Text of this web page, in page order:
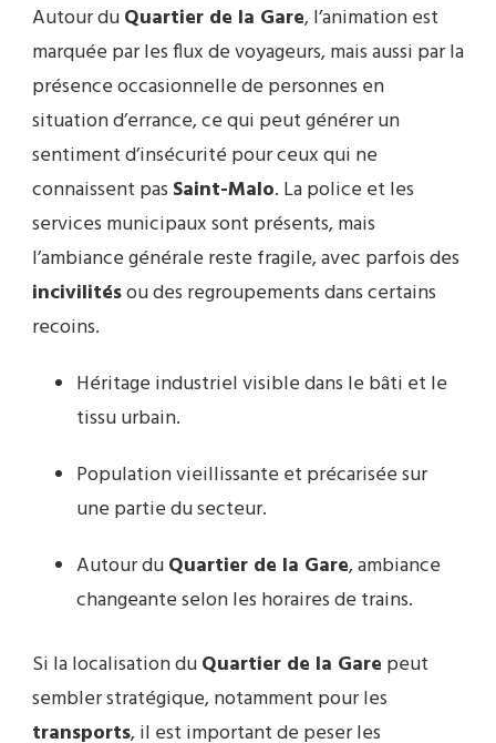
Autour duQuartier de la Gare, l’animation est
marquée par les flux de voyageurs, mais aussi par la
présence occasionnelle de personnes en
situation d’errance, ce qui peut générer un
sentiment d’insécurité pour ceux qui ne
connaissent pas Saint-Malo. La police et les
services municipaux sont présents, mais
l’ambiance générale reste fragile, avec parfois des
incivilitésou des regroupements dans certains
recoins.
Héritage industriel visible dans le bâti et le
tissu urbain.
Population vieillissante et précarisée sur
une partie du secteur.
Autour duQuartier de la Gare, ambiance
changeante selon les horaires de trains.
Si la localisation duQuartier de la Gare peut
sembler stratégique, notamment pour les
transports, il est important de peser les